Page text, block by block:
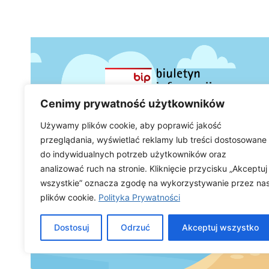
Cenimy prywatność użytkowników
Używamy plików cookie, aby poprawić jakość
przeglądania, wyświetlać reklamy lub treści dostosowane
do indywidualnych potrzeb użytkowników oraz
analizować ruch na stronie. Kliknięcie przycisku „Akceptuj
wszystkie” oznacza zgodę na wykorzystywanie przez
plików cookie. Polityka Prywatności
Dostosuj Odrzuć Akceptuj wszystko